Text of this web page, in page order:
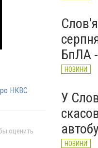
НКВС
оценить
БпЛА
НОВИНИ
У
НОВИНИ